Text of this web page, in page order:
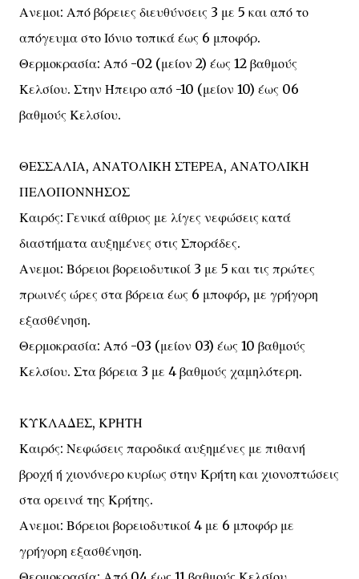
Ανεμοι: Από βόρειες διευθύνσεις 3 με 5 και από το
απόγευμα στο Ιόνιο τοπικά έως 6 μποφόρ.
Θερμοκρασία: Από -02 (μείον 2) έως 12 βαθμούς
Κελσίου. Στην Ήπειρο από -10 (μείον 10) έως 06
βαθμούς Κελσίου.
ΘΕΣΣΑΛΙΑ, ΑΝΑΤΟΛΙΚΗ ΣΤΕΡΕΑ, ΑΝΑΤΟΛΙΚΗ
ΠΕΛΟΠΟΝΝΗΣΟΣ
Καιρός: Γενικά αίθριος με λίγες νεφώσεις κατά
διαστήματα αυξημένες στις Σποράδες.
Ανεμοι: Βόρειοι βορειοδυτικοί 3 με 5 και τις πρώτες
πρωινές ώρες στα βόρεια έως 6 μποφόρ, με γρήγορη
εξασθένηση.
Θερμοκρασία: Από -03 (μείον 03) έως 10 βαθμούς
Κελσίου. Στα βόρεια 3 με 4 βαθμούς χαμηλότερη.
ΚΥΚΛΑΔΕΣ, ΚΡΗΤΗ
Καιρός: Νεφώσεις παροδικά αυξημένες με πιθανή
βροχή ή χιονόνερο κυρίως στην Κρήτη και χιονοπτώσεις
στα ορεινά της Κρήτης.
Ανεμοι: Βόρειοι βορειοδυτικοί 4 με 6 μποφόρ με
γρήγορη εξασθένηση.